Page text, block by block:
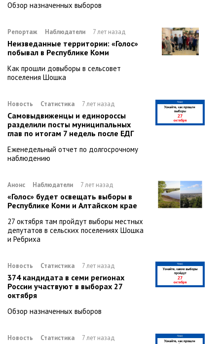
Обзор назначенных выборов
Репортаж Наблюдатели 7 лет назад
Неизведанные территории: «Голос»
побывал в Республике Коми
Как прошли довыборы в сельсовет
поселения Шошка
Новость Статистика 7 лет назад
Самовыдвиженцы и единороссы
разделили посты муниципальных
глав по итогам 7 недель после ЕДГ
Еженедельный отчет по долгосрочному
наблюдению
Анонс Наблюдатели 7 лет назад
«Голос» будет освещать выборы в
Республике Коми и Алтайском крае
27 октября там пройдут выборы местных
депутатов в сельских поселениях Шошка
и Ребриха
Новость Статистика 7 лет назад
374 кандидата в семи регионах
России участвуют в выборах 27
октября
Обзор назначенных выборов
Новость Статистика 7 лет назад